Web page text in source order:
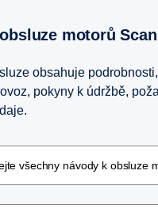
obsluze motorů
obsahuje
pokyny k údržbě,
všechny návody k obsluze